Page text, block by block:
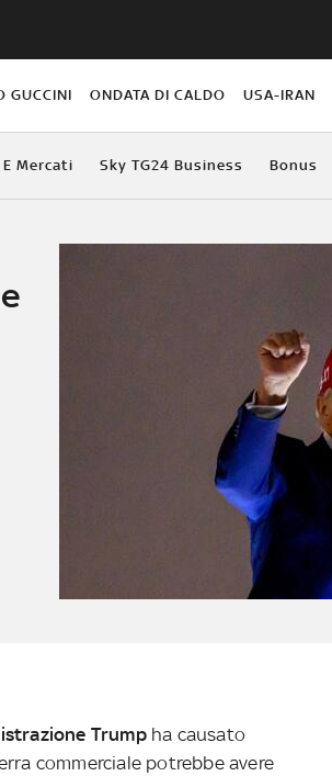
GUCCINI ONDATA DI CALDO USA-IRAN
E Mercati Sky TG24 Business Bonus
Trumpha causato
commerciale potrebbe avere